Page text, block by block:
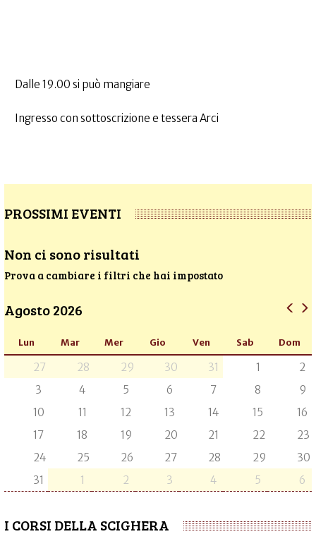
Dalle 19.00 si può mangiare
Ingresso con sottoscrizione e tessera Arci
PROSSIMI EVENTI
Non ci sono risultati
Prova a cambiare i filtri che hai impostato
Agosto 2026
Lun Mar Mer Gio Ven Sab Dom
27 28 29 30 31 1
2
3
4 5 6 7 8
9
10
11 12 13 14 15
16
17
18 19 20 21 22
23
24
25 26 27 28 29
30
31
1 2 3 4 5 6
I CORSI DELLA SCIGHERA